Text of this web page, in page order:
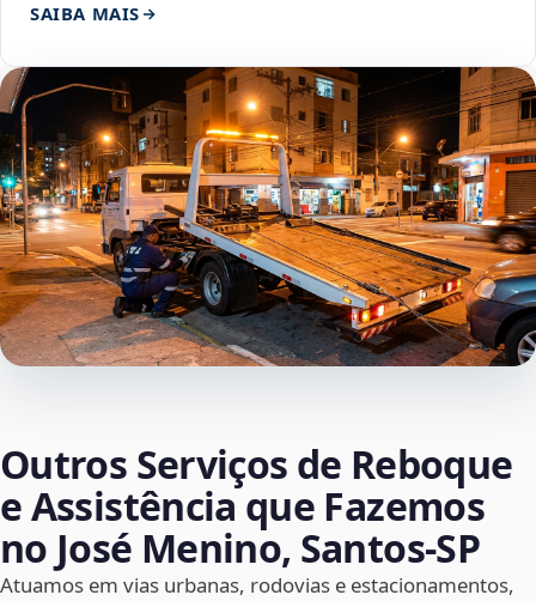
SAIBA MAIS
Outros Serviços de Reboque
e Assistência que Fazemos
no José Menino, Santos‑SP
Atuamos em vias urbanas, rodovias e estacionamentos,